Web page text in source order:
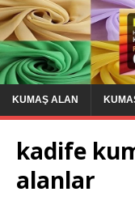
KUMAŞ ALAN
kadife
alanlar